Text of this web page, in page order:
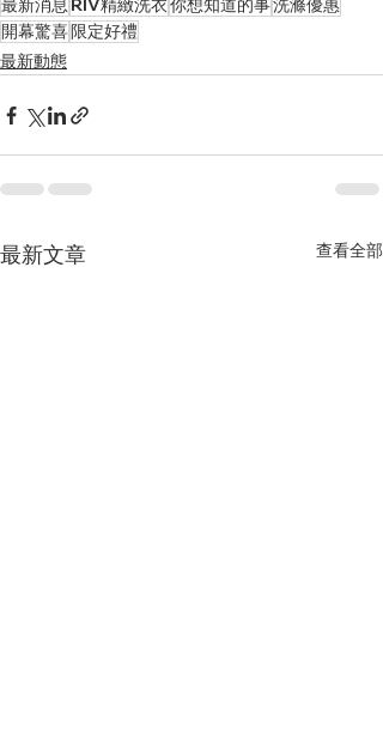
最新消息 RIV精緻洗衣你想知道的事洗滌優惠
開幕驚喜限定好禮
最新動態
最新文章 查看全部